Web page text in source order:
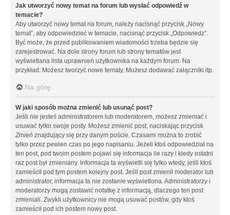
Jak utworzyć nowy temat na forum lub wysłać odpowiedź w
temacie?
Aby utworzyć nowy temat na forum, należy nacisnąć przycisk „Nowy
temat”, aby odpowiedzieć w temacie, nacisnąć przycisk „Odpowiedz”.
Być może, że przed publikowaniem wiadomości trzeba będzie się
zarejestrować. Na dole strony forum lub strony tematów jest
wyświetlana lista uprawnień użytkownika na każdym forum. Na
przykład: Możesz tworzyć nowe tematy, Możesz dodawać załączniki itp.
Na górę
W jaki sposób można zmienić lub usunąć post?
Jeśli nie jesteś administratorem lub moderatorem, możesz zmieniać i
usuwać tylko swoje posty. Możesz zmienić post, naciskając przycisk
Zmień znajdujący się przy danym poście. Czasami można to zrobić
tylko przez pewien czas po jego napisaniu. Jeżeli ktoś odpowiedział na
ten post, pod twoim postem pojawi się informacja ile razy i kiedy ostatni
raz post był zmieniany. Informacja ta wyświetli się tylko wtedy, jeśli ktoś
zamieścił pod tym postem kolejny post. Jeśli post zmienił moderator lub
administrator, informacja ta nie zostanie wyświetlona. Administratorzy i
moderatorzy mogą zostawić notatkę z informacją, dlaczego ten post
zmieniali. Zwykli użytkownicy nie mogą usuwać postów, gdy ktoś
zamieścił pod ich postem nowy post.